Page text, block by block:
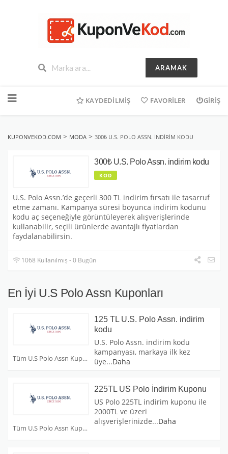
ARAMAK
geç
KAYDEDILMIŞ FAVORILER GIRIŞ
KUPONVEKOD.COM > MODA > 300₺ U.S. POLO ASSN. INDIRIM KODU
300₺ U.S. Polo Assn. indirim kodu
KOD
U.S. Polo Assn.’de geçerli 300 TL indirim fırsatı ile tasarruf
etme zamanı. Kampanya süresi boyunca indirim kodunu
kodu aç seçeneğiyle görüntüleyerek alışverişlerinde
kullanabilir, seçili ürünlerde avantajlı fiyatlardan
faydalanabilirsin.
1068 Kullanılmış - 0 Bugün
En İyi U.S Polo Assn Kuponları
Tüm U.S Polo Assn Kuponları
125 TL U.S. Polo Assn. indirim
kodu
U.S. Polo Assn. indirim kodu
kampanyası, markaya ilk kez
üye...Daha
Tüm U.S Polo Assn Kuponları
225TL US Polo İndirim Kuponu
US Polo 225TL indirim kuponu ile
2000TL ve üzeri
alışverişlerinizde...Daha